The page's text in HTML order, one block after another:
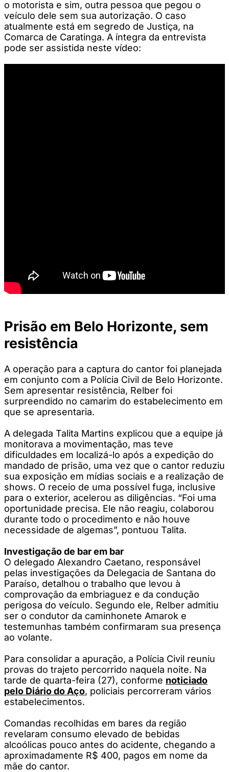
o motorista e sim, outra pessoa que pegou o
veículo dele sem sua autorização. O caso
atualmente está em segredo de Justiça, na
Comarca de Caratinga. A íntegra da entrevista
pode ser assistida neste vídeo:
Prisão em Belo Horizonte, sem
resistência
A operação para a captura do cantor foi planejada
em conjunto com a Polícia Civil de Belo Horizonte.
Sem apresentar resistência, Relber foi
surpreendido no camarim do estabelecimento em
que se apresentaria.
A delegada Talita Martins explicou que a equipe já
monitorava a movimentação, mas teve
dificuldades em localizá-lo após a expedição do
mandado de prisão, uma vez que o cantor reduziu
sua exposição em mídias sociais e a realização de
shows. O receio de uma possível fuga, inclusive
para o exterior, acelerou as diligências. “Foi uma
oportunidade precisa. Ele não reagiu, colaborou
durante todo o procedimento e não houve
necessidade de algemas”, pontuou Talita.
Investigação de bar em bar
O delegado Alexandro Caetano, responsável
pelas investigações da Delegacia de Santana do
Paraíso, detalhou o trabalho que levou à
comprovação da embriaguez e da condução
perigosa do veículo. Segundo ele, Relber admitiu
ser o condutor da caminhonete Amarok e
testemunhas também confirmaram sua presença
ao volante.
Para consolidar a apuração, a Polícia Civil reuniu
provas do trajeto percorrido naquela noite. Na
tarde de quarta-feira (27), conforme noticiado
pelo Diário do Aço, policiais percorreram vários
estabelecimentos.
Comandas recolhidas em bares da região
revelaram consumo elevado de bebidas
alcoólicas pouco antes do acidente, chegando a
aproximadamente R$ 400, pagos em nome da
mãe do cantor.